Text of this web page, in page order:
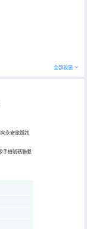
全部設施
永安旅遊詢
手機號碼聯繫